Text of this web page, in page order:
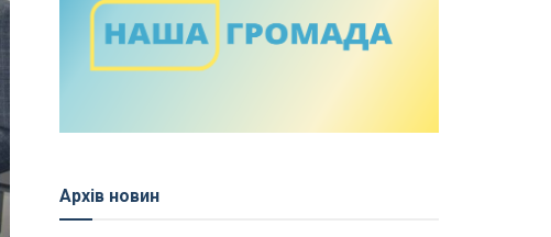
Архів новин